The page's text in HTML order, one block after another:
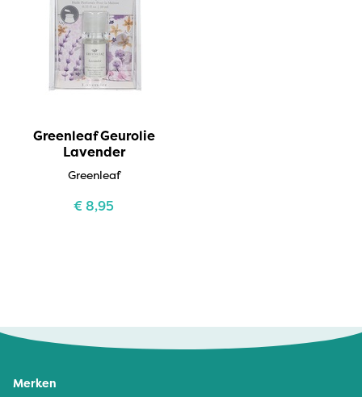
Greenleaf Geurolie
Lavender
Greenleaf
€8,95
Merken